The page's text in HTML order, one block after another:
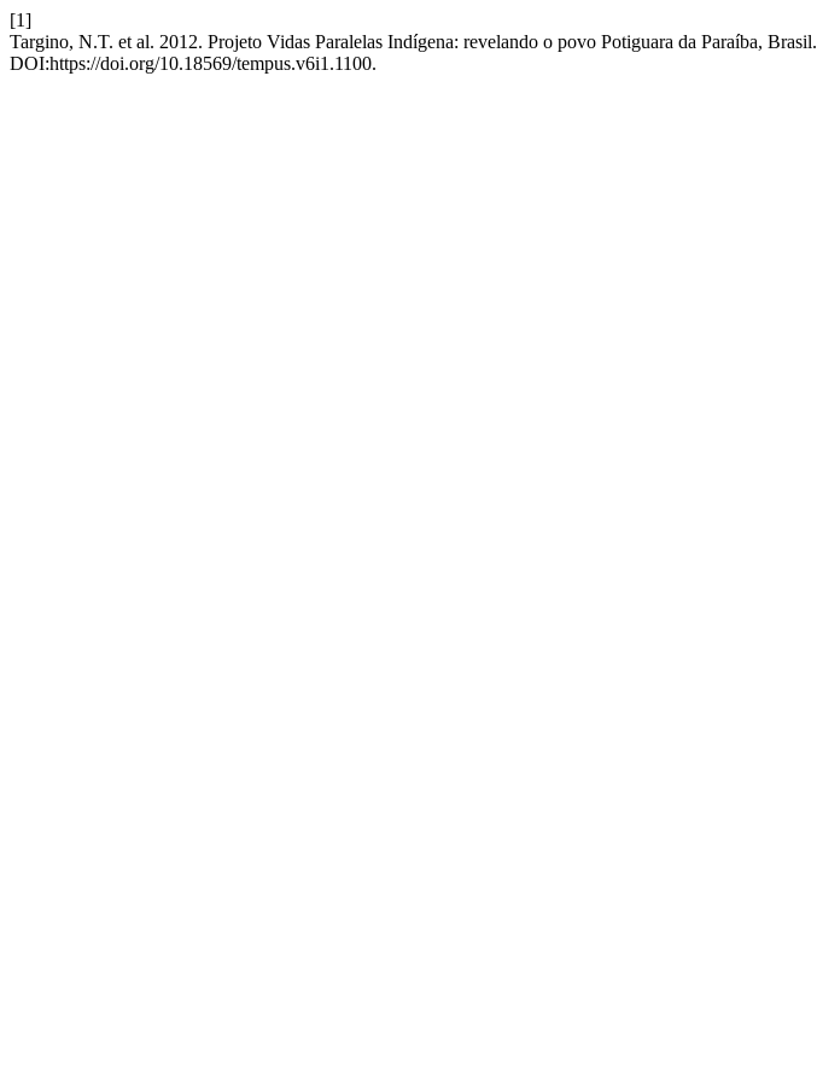
[1]
Targino, N.T. et al. 2012. Projeto Vidas Paralelas Indígena: revelando o povo Potiguara da Paraíba, Brasil.
DOI:https://doi.org/10.18569/tempus.v6i1.1100.